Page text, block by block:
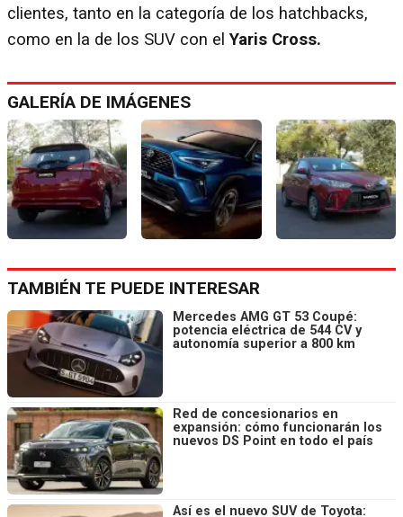
clientes, tanto en la categoría de los hatchbacks,
como en la de los SUV con elYaris Cross.
GALERÍA DE IMÁGENES
TAMBIÉN TE PUEDE INTERESAR
Mercedes AMG GT 53 Coupé:
potencia eléctrica de 544 CV y
autonomía superior a 800 km
Red de concesionarios en
expansión: cómo funcionarán los
nuevos DS Point en todo el país
Así es el nuevo SUV de Toyota: